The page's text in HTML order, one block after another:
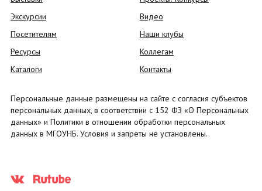
Экскурсии
Посетителям
Ресурсы
Каталоги
Видео
Наши клубы
Коллегам
Контакты
Персональные данные размещены на сайте с согласия субъектов
персональных данных, в соответствии с 152 ФЗ «О Персональных
данных» и Политики в отношении обработки персональных
данных в МГОУНБ. Условия и запреты не установлены.